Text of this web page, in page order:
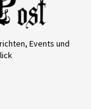
Events und